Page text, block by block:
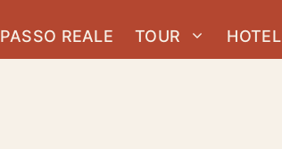
PASSO REALE TOUR HOTEL